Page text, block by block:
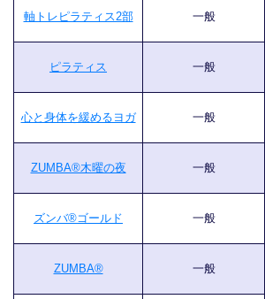
軸トレピラティス2部 一般
ピラティス 一般
心と身体を緩めるヨガ 一般
ZUMBA®木曜の夜 一般
ズンバ®ゴールド 一般
ZUMBA® 一般